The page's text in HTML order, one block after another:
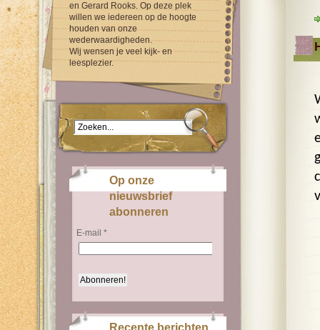
en Gerard Rooks. Op deze plek
willen we iedereen op de hoogte
houden van onze
wederwaardigheden.
Wij wensen je veel kijk- en
leesplezier.
Op onze
nieuwsbrief
abonneren
E-mail *
Recente berichten